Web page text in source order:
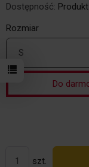
Dostępność:
Rozmiar
S
Do
szt.